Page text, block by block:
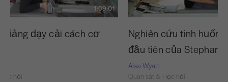
1:09:01
giảng dạy cải cách cơ
hỏi
Nghiên cứu tình
đầu tiên của Stephanie
Alisa Wyatt
Quan sát & Học hỏi